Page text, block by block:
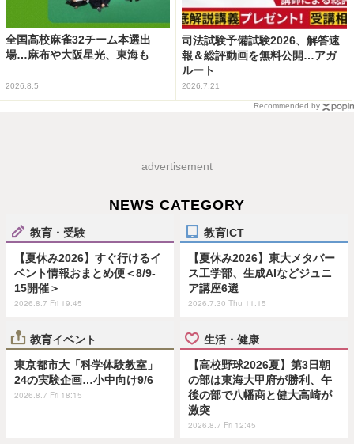
全国高校麻雀32チーム本選出
場…麻布や大阪星光、東海も
2026.8.5
司法試験予備試験2026、解答速
報＆総評動画を無料公開…アガ
ルート
2026.7.21
Recommended by
advertisement
NEWS CATEGORY
教育・受験
【夏休み2026】すぐ行けるイ
ベント情報おまとめ便＜8/9-
15開催＞
2026.8.7 Fri 19:45
教育ICT
【夏休み2026】東大メタバー
ス工学部、生成AIなどジュニ
ア講座6選
2026.7.30 Thu 11:15
教育イベント
東京都市大「科学体験教室」
24の実験企画…小中向け9/6
2026.8.7 Fri 18:15
生活・健康
【高校野球2026夏】第3日朝
の部は東海大甲府が勝利、午
後の部で八幡商と健大高崎が
激突
2026.8.7 Fri 12:45